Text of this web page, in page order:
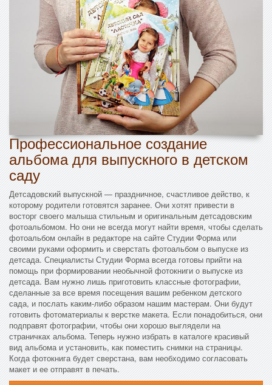
Профессиональное создание
альбома для выпускного в детском
саду
Детсадовский выпускной — праздничное, счастливое действо, к
которому родители готовятся заранее. Они хотят привести в
восторг своего малыша стильным и оригинальным детсадовским
фотоальбомом. Но они не всегда могут найти время, чтобы сделать
фотоальбом онлайн в редакторе на сайте Студии Форма или
своими руками оформить и сверстать фотоальбом о выпуске из
детсада. Специалисты Студии Форма всегда готовы прийти на
помощь при формировании необычной фотокниги о выпуске из
детсада. Вам нужно лишь приготовить классные фотографии,
сделанные за все время посещения вашим ребенком детского
сада, и послать каким-либо образом нашим мастерам. Они будут
готовить фотоматериалы к верстке макета. Если понадобиться, они
подправят фотографии, чтобы они хорошо выглядели на
страничках альбома. Теперь нужно избрать в каталоге красивый
вид альбома и установить, как поместить снимки на страницы.
Когда фотокнига будет сверстана, вам необходимо согласовать
макет и ее отправят в печать.